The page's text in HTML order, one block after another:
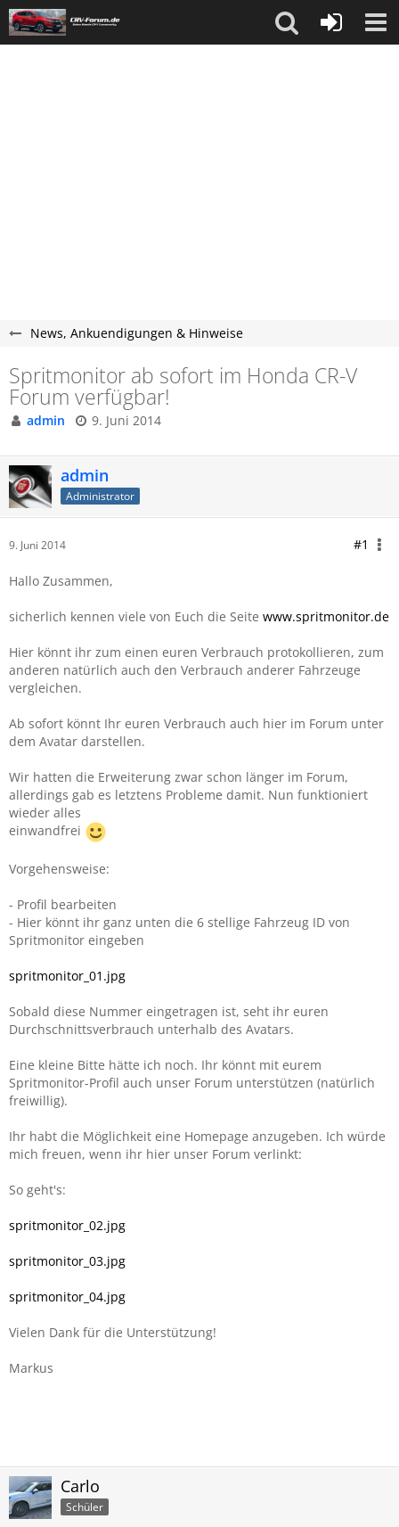
News, Ankuendigungen & Hinweise
Spritmonitor ab sofort im Honda CR-V
Forum verfügbar!
admin 9. Juni 2014
admin
Administrator
9. Juni 2014 #1
Hallo Zusammen,
sicherlich kennen viele von Euch die Seite www.spritmonitor.de
Hier könnt ihr zum einen euren Verbrauch protokollieren, zum
anderen natürlich auch den Verbrauch anderer Fahrzeuge
vergleichen.
Ab sofort könnt Ihr euren Verbrauch auch hier im Forum unter
dem Avatar darstellen.
Wir hatten die Erweiterung zwar schon länger im Forum,
allerdings gab es letztens Probleme damit. Nun funktioniert
wieder alles
einwandfrei
Vorgehensweise:
- Profil bearbeiten
- Hier könnt ihr ganz unten die 6 stellige Fahrzeug ID von
Spritmonitor eingeben
spritmonitor_01.jpg
Sobald diese Nummer eingetragen ist, seht ihr euren
Durchschnittsverbrauch unterhalb des Avatars.
Eine kleine Bitte hätte ich noch. Ihr könnt mit eurem
Spritmonitor-Profil auch unser Forum unterstützen (natürlich
freiwillig).
Ihr habt die Möglichkeit eine Homepage anzugeben. Ich würde
mich freuen, wenn ihr hier unser Forum verlinkt:
So geht's:
spritmonitor_02.jpg
spritmonitor_03.jpg
spritmonitor_04.jpg
Vielen Dank für die Unterstützung!
Markus
Carlo
Schüler